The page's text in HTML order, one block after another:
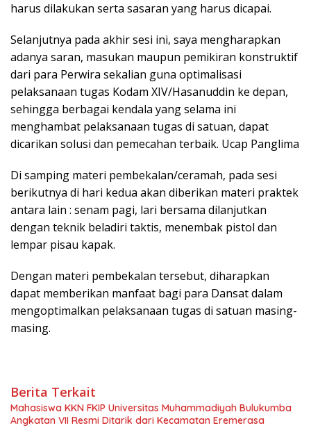
harus dilakukan serta sasaran yang harus dicapai.
Selanjutnya pada akhir sesi ini, saya mengharapkan
adanya saran, masukan maupun pemikiran konstruktif
dari para Perwira sekalian guna optimalisasi
pelaksanaan tugas Kodam XIV/Hasanuddin ke depan,
sehingga berbagai kendala yang selama ini
menghambat pelaksanaan tugas di satuan, dapat
dicarikan solusi dan pemecahan terbaik. Ucap Panglima
Di samping materi pembekalan/ceramah, pada sesi
berikutnya di hari kedua akan diberikan materi praktek
antara lain : senam pagi, lari bersama dilanjutkan
dengan teknik beladiri taktis, menembak pistol dan
lempar pisau kapak.
Dengan materi pembekalan tersebut, diharapkan
dapat memberikan manfaat bagi para Dansat dalam
mengoptimalkan pelaksanaan tugas di satuan masing-
masing.
Berita Terkait
Mahasiswa KKN FKIP Universitas Muhammadiyah Bulukumba
Angkatan VII Resmi Ditarik dari Kecamatan Eremerasa